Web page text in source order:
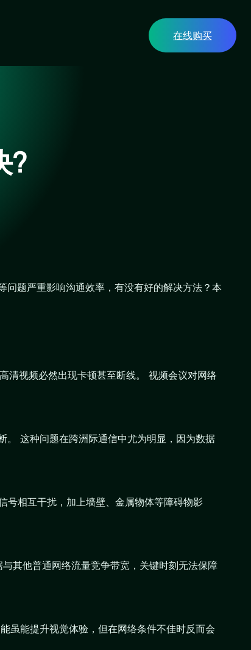
在线购买
?
题严重影响沟通效率，有没有好的解决方法？本
清视频必然出现卡顿甚至断线。 视频会议对网络
。 这种问题在跨洲际通信中尤为明显，因为数据
号相互干扰，加上墙壁、金属物体等障碍物影
其他普通网络流量竞争带宽，关键时刻无法保障
虽能提升视觉体验，但在网络条件不佳时反而会